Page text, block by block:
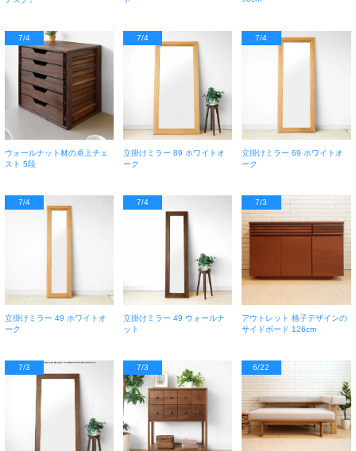
7/4
ウォールナット材の卓上チェ
スト 5段
7/4
立掛けミラー 89 ホワイトオ
ーク
7/4
立掛けミラー 69 ホワイトオ
ーク
7/4
立掛けミラー 49 ホワイトオ
ーク
7/4
立掛けミラー 49 ウォールナ
ット
7/3
アウトレット 格子デザインの
サイドボード 126cm
7/3 7/3 6/22